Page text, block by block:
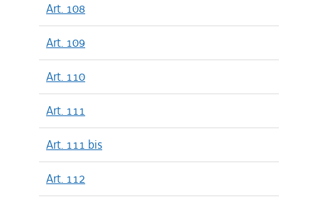
Art. 108
Art. 109
Art. 110
Art. 111
Art. 111 bis
Art. 112